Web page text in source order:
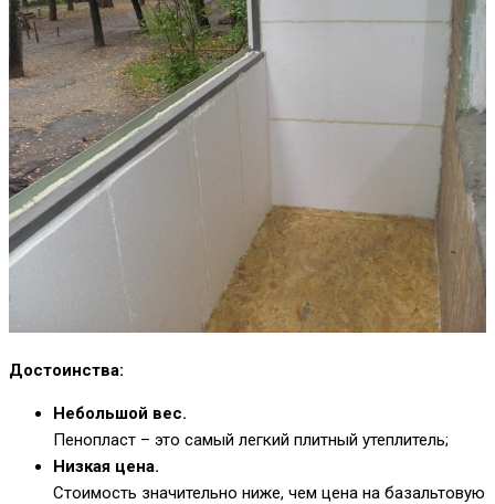
Достоинства:
Небольшой вес.
Пенопласт – это самый легкий плитный утеплитель;
Низкая цена.
Стоимость значительно ниже, чем цена на базальтовую